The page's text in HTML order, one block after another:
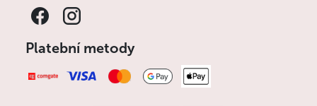
Platební metody